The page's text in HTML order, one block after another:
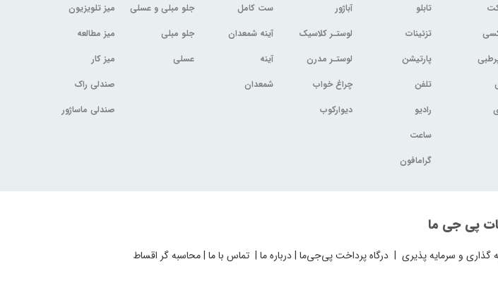
میز تلویزیون
میز مطالعه
میز کار
صندلی راک
صندلی ماساژور
جلو مبلی و عسلی
جلو مبلی
عسلی
ست کامل
آینه شمعدان
آینه
شمعدان
آباژور
لوستـر کلاسیک
لوستـر مدرن
چراغ خواب
دیوارکوب
تابلو
تزئینات
پارتیشن
تلفن
رادیو
ساعت
گرامافون
پی جی ما
گذاری و سرمایه پذیری | درگاه پرداخت پی‌جی‌ما | درباره ما | تماس با ما | محاسبه گر اقساط